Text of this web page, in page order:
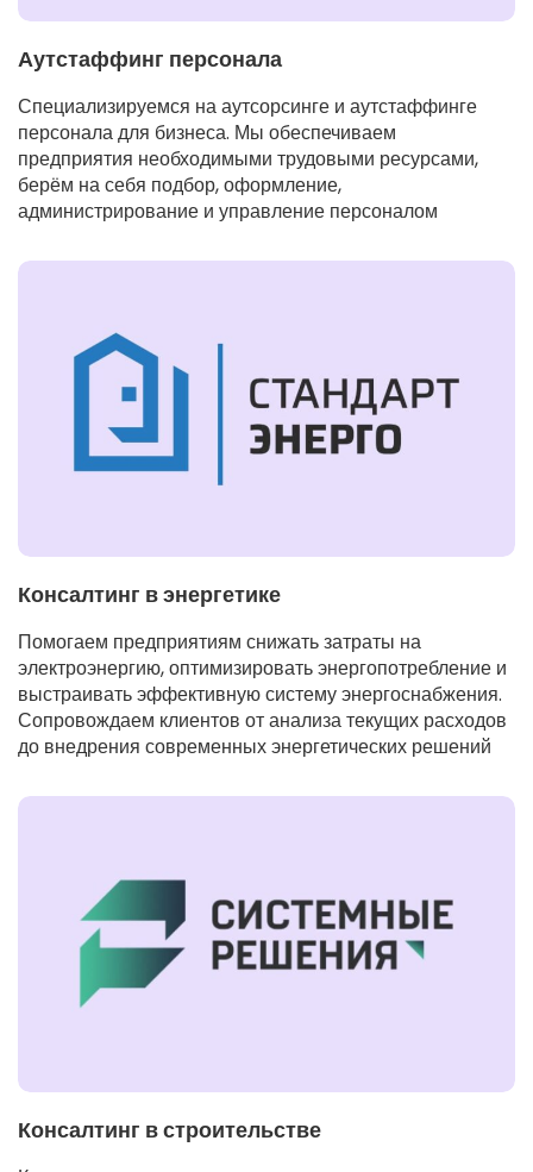
Аутстаффинг персонала
Специализируемся на аутсорсинге и аутстаффинге
персонала для бизнеса. Мы обеспечиваем
предприятия необходимыми трудовыми ресурсами,
берём на себя подбор, оформление,
администрирование и управление персоналом
Консалтинг в энергетике
Помогаем предприятиям снижать затраты на
электроэнергию, оптимизировать энергопотребление и
выстраивать эффективную систему энергоснабжения.
Сопровождаем клиентов от анализа текущих расходов
до внедрения современных энергетических решений
Консалтинг в строительстве